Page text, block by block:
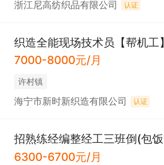
浙江尼高纺织品有限公司 认证
织造全能现场技术员【帮机工】
7000-8000元/月
许村镇
海宁市新时新织造有限公司 认证
6300-6700元/月